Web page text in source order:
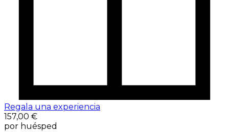
Regala una experiencia
157,00 €
por huésped